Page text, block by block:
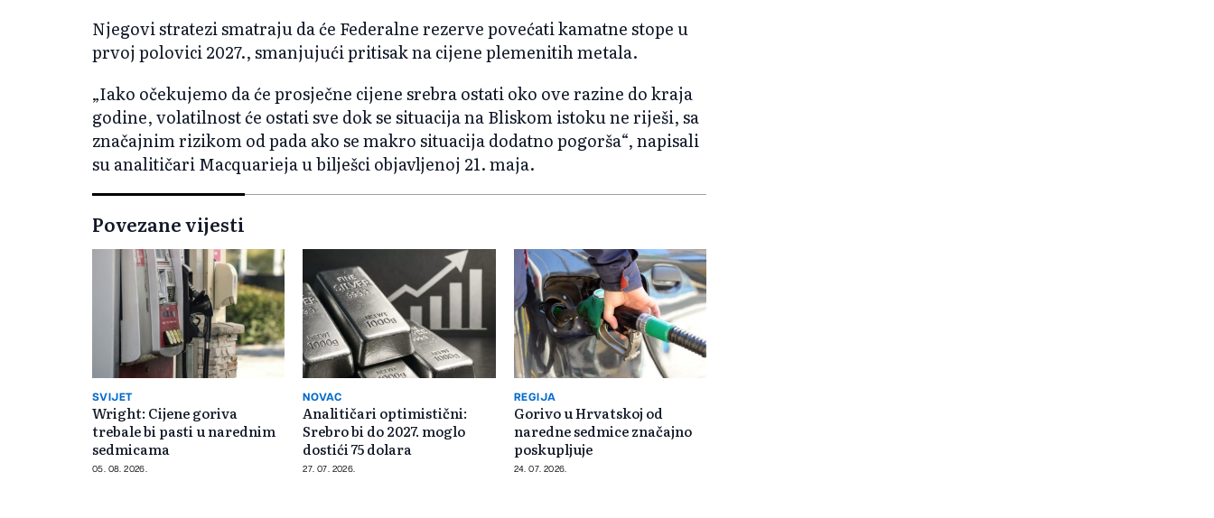
Njegovi stratezi smatraju da će Federalne rezerve povećati kamatne stope u
prvoj polovici 2027., smanjujući pritisak na cijene plemenitih metala.
„Iako očekujemo da će prosječne cijene srebra ostati oko ove razine do kraja
godine, volatilnost će ostati sve dok se situacija na Bliskom istoku ne riješi, sa
značajnim rizikom od pada ako se makro situacija dodatno pogorša“, napisali
su analitičari Macquarieja u bilješci objavljenoj 21. maja.
Povezane vijesti
SVIJET
Wright: Cijene goriva
trebale bi pasti u narednim
sedmicama
05. 08. 2026.
NOVAC
Analitičari optimistični:
Srebro bi do 2027. moglo
dostići 75 dolara
27. 07. 2026.
REGIJA
Gorivo u Hrvatskoj od
naredne sedmice značajno
poskupljuje
24. 07. 2026.